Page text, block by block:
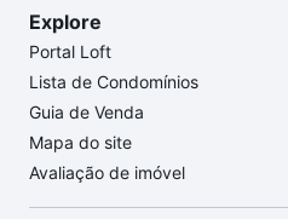
Explore
Portal Loft
Lista de Condomínios
Guia de Venda
Mapa do site
Avaliação de imóvel